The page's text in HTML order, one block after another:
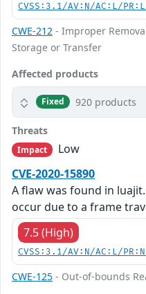
CVSS:3.1/AV:N/AC:L/
CWE-212 - Improper
Storage or Transfer
Affected products
Fixed 920 products
Threats
Impact
Low
CVE-2020-15890
A flaw was found in
occur due to a frame
7.5 (High)
CVSS:3.1/AV:N/AC:L/
CWE-125 - Out-of-bounds